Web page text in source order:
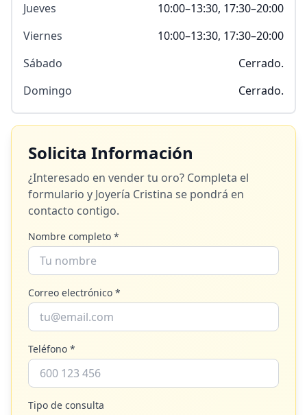
Jueves
10:00–13:30, 17:30–20:00
Viernes
10:00–13:30, 17:30–20:00
Sábado
Cerrado.
Domingo
Cerrado.
Solicita Información
¿Interesado en vender tu oro? Completa el
formulario y Joyería Cristina se pondrá en
contacto contigo.
Nombre completo *
Correo electrónico *
Teléfono *
Tipo de consulta